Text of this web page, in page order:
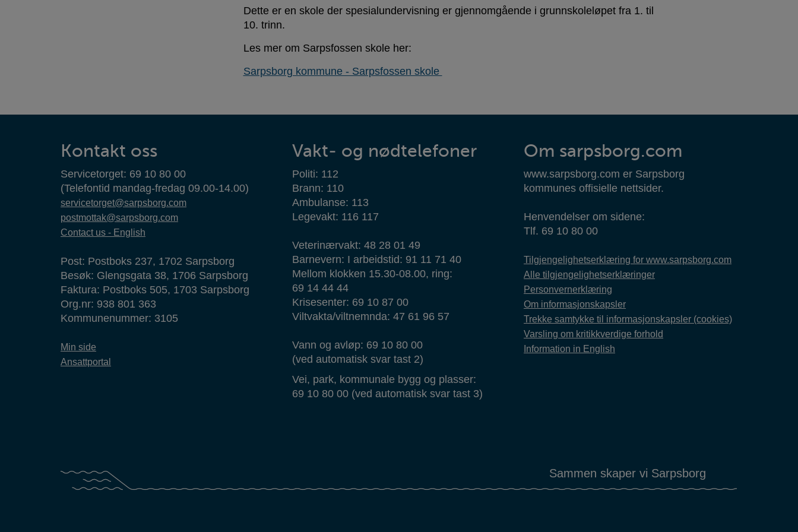
Dette er en skole der spesialundervisning er gjennomgående i grunnskoleløpet fra 1. til
10. trinn.
Les mer om Sarpsfossen skole her:
Sarpsborg kommune - Sarpsfossen skole
Kontaktinformasjon
Kontakt oss
Servicetorget: 69 10 80 00
(Telefontid mandag-fredag 09.00-14.00)
servicetorget@sarpsborg.com
postmottak@sarpsborg.com
Contact us - English
Post: Postboks 237, 1702 Sarpsborg
Besøk: Glengsgata 38, 1706 Sarpsborg
Faktura: Postboks 505, 1703 Sarpsborg
Org.nr: 938 801 363
Kommunenummer: 3105
Min side
Ansattportal
Vakt- og nødtelefoner
Politi: 112
Brann: 110
Ambulanse: 113
Legevakt: 116 117
Veterinærvakt: 48 28 01 49
Barnevern: I arbeidstid: 91 11 71 40
Mellom klokken 15.30-08.00, ring:
69 14 44 44
Krisesenter: 69 10 87 00
Viltvakta/viltnemnda: 47 61 96 57
Vann og avløp: 69 10 80 00
(ved automatisk svar tast 2)
Vei, park, kommunale bygg og plasser:
69 10 80 00 (ved automatisk svar tast 3)
Om sarpsborg.com
www.sarpsborg.com er Sarpsborg
kommunes offisielle nettsider.
Henvendelser om sidene:
Tlf. 69 10 80 00
Tilgjengelighetserklæring for www.sarpsborg.com
Alle tilgjengelighetserklæringer
Personvernerklæring
Om informasjonskapsler
Trekke samtykke til informasjonskapsler (cookies)
Varsling om kritikkverdige forhold
Information in English
Sammen skaper vi Sarpsborg